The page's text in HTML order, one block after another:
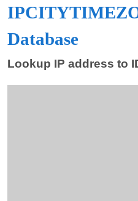
Database
Lookup IP address to